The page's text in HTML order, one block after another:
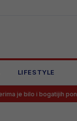
LIFESTYLE
ponuda, ali..”